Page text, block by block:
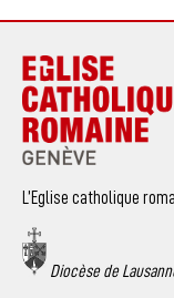
L’Eglise catholique
Diocèse de